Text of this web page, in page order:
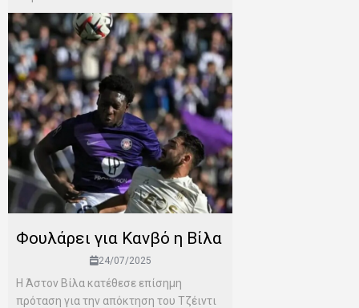
Φουλάρει για Κανβό η Βίλα
24/07/2025
Η Άστον Βίλα κατέθεσε επίσημη
πρόταση για την απόκτηση του Τζέιντι